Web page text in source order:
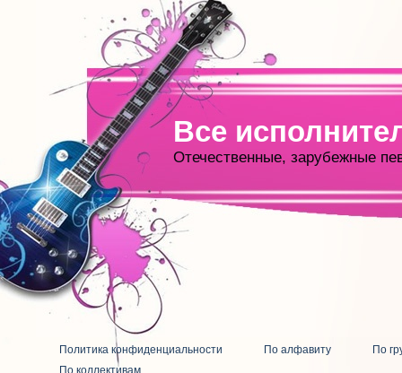
Все
Отечественные, зарубежные
Политика конфиденциальности По алфавиту
По
По коллективам